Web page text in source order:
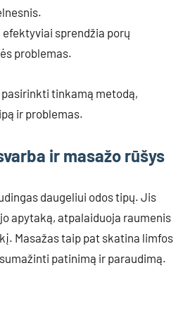
efektyviai sprendžia porų
problemas.
tinkamą metodą,
ir problemas.
ir masažo rūšys
daugeliui odos tipų. Jis
apytaką, atpalaiduoja raumenis
Masažas taip pat skatina limfos
patinimą ir paraudimą.